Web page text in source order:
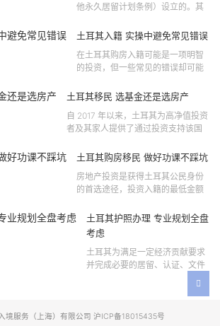
他永久居留计划条例）设立的。其
121 号法律公告，并随后根据2024
土耳其入籍 实操中避免常见错误
在土耳其购房入籍可能是一项明智
的投资，但一些常见的错误却可能
失。许多投资者轻信营销宣传或不
土耳其移民 选基金还是选房产
自 2017 年以来，土耳其为高净值投资
者及其家人提供了通过投资支持该国
会。 该计划的一大亮点在于其涵盖广
土耳其购房移民 做好功课不踩坑
房地产投资是获得土耳其公民身份
的首选途径，投资入籍的最低金额
二手房产。这一门槛自2019年调整
以来一直未变，适用于经持牌...
土耳其护照办理 专业规划全盘
考虑
土耳其为满足一定经济贡献要求
并完成必要的居留、认证、文件
者提供投资入籍途径。 土耳其护
境服务（上海）有限公司 沪ICP备18015435号